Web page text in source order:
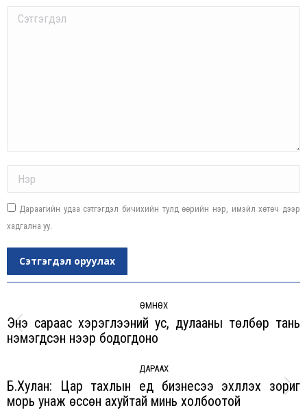
Comment
Дараагийн удаа сэтгэгдэл бичихийн тулд өөрийн нэр, имэйл хөтөч дээр
хадгална уу.
Сэтгэгдэл оруулах
ӨМНӨХ
Previous
Энэ сараас хэрэглээний ус, дулааны төлбөр тань
нэмэгдсэн үнээр бодогдоно
ДАРААХ
Next
Б.Хулан: Цар тахлын үед бизнесээ эхлүүлэх зориг
морь унаж өссөн ахуйтай минь холбоотой